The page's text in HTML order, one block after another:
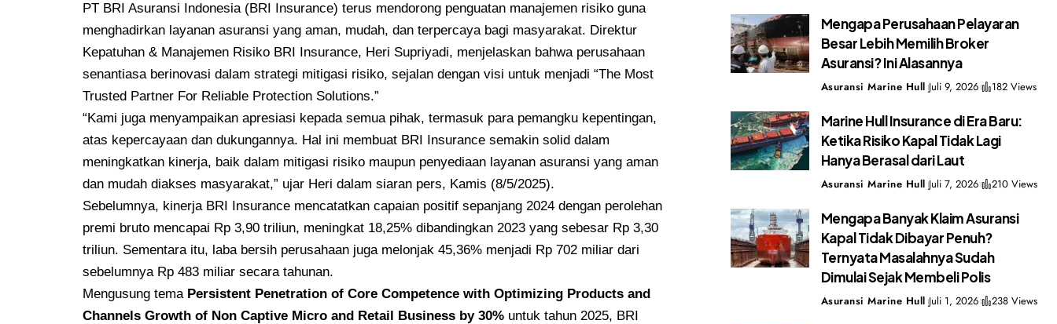
PT BRI Asuransi Indonesia (BRI Insurance) terus mendorong penguatan manajemen risiko guna
menghadirkan layanan asuransi yang aman, mudah, dan terpercaya bagi masyarakat. Direktur
Kepatuhan & Manajemen Risiko BRI Insurance, Heri Supriyadi, menjelaskan bahwa perusahaan
senantiasa berinovasi dalam strategi mitigasi risiko, sejalan dengan visi untuk menjadi “The Most
Trusted Partner For Reliable Protection Solutions.”
“Kami juga menyampaikan apresiasi kepada semua pihak, termasuk para pemangku kepentingan,
atas kepercayaan dan dukungannya. Hal ini membuat BRI Insurance semakin solid dalam
meningkatkan kinerja, baik dalam mitigasi risiko maupun penyediaan layanan asuransi yang aman
dan mudah diakses masyarakat,” ujar Heri dalam siaran pers, Kamis (8/5/2025).
Sebelumnya, kinerja BRI Insurance mencatatkan capaian positif sepanjang 2024 dengan perolehan
premi bruto mencapai Rp 3,90 triliun, meningkat 18,25% dibandingkan 2023 yang sebesar Rp 3,30
triliun. Sementara itu, laba bersih perusahaan juga melonjak 45,36% menjadi Rp 702 miliar dari
sebelumnya Rp 483 miliar secara tahunan.
Mengusung tema Persistent Penetration of Core Competence with Optimizing Products and
Channels Growth of Non Captive Micro and Retail Business by 30% untuk tahun 2025, BRI
Mengapa Perusahaan Pelayaran
Besar Lebih Memilih Broker
Asuransi? Ini Alasannya
Asuransi Marine Hull Juli 9, 2026 182 Views
Marine Hull Insurance di Era Baru:
Ketika Risiko Kapal Tidak Lagi
Hanya Berasal dari Laut
Asuransi Marine Hull Juli 7, 2026 210 Views
Mengapa Banyak Klaim Asuransi
Kapal Tidak Dibayar Penuh?
Ternyata Masalahnya Sudah
Dimulai Sejak Membeli Polis
Asuransi Marine Hull Juli 1, 2026 238 Views